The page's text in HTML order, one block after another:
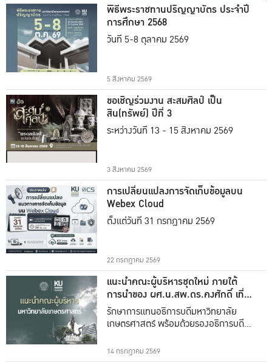
พิธีพระราชทานปริญญาบัตร ประจำปี
การศึกษา 2568
วันที่ 5-8 ตุลาคม 2569
5 สิงหาคม 2569
ขอเชิญร่วมงาน สะสมศิลป์ เป็น
สิน(ทรัพย์) ปีที่ 3
ระหว่างวันที่ 13 - 15 สิงหาคม 2569
3 สิงหาคม 2569
การเปลี่ยนแปลงการจัดเก็บข้อมูลบน
Webex Cloud
ตั้งแต่วันที่ 31 กรกฎาคม 2569
22 กรกฎาคม 2569
แนะนำคณะผู้บริหารชุดใหม่ ภายใต้
การนำของ ผศ.น.สพ.ดร.คงศักดิ์ เที่ยง
ธรรม
รักษาการแทนอธิการบดีมหาวิทยาลัย
เกษตรศาสตร์ พร้อมด้วยรองอธิการบดีทั้ง
14 กรกฎาคม 2569